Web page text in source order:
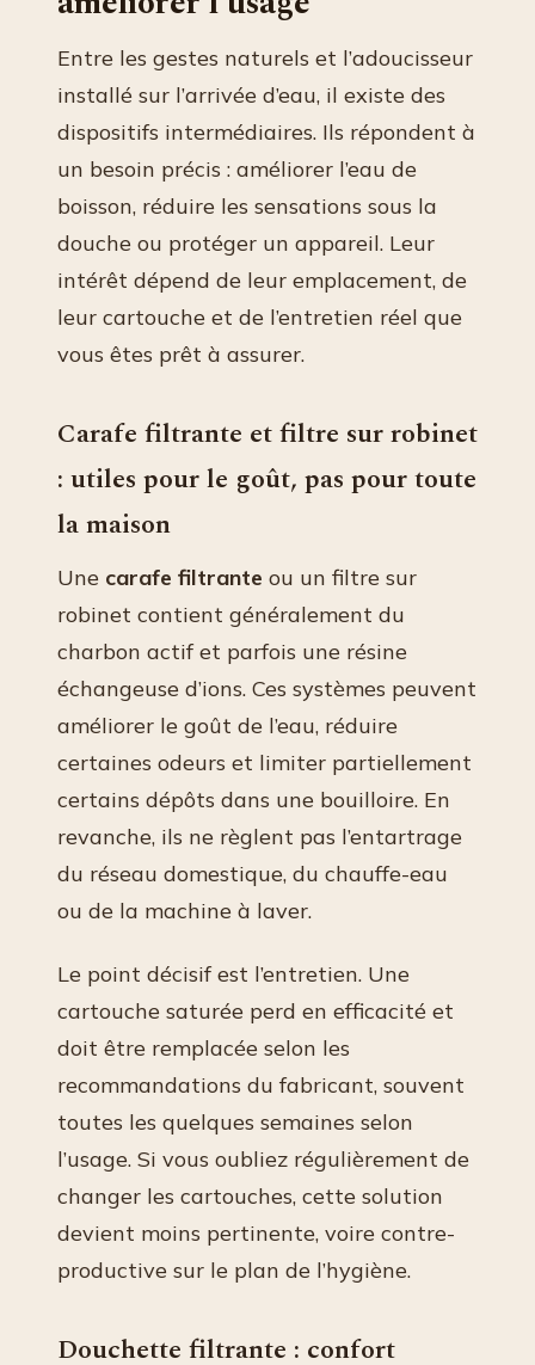
Entre les gestes naturels et l’adoucisseur
installé sur l’arrivée d’eau, il existe des
dispositifs intermédiaires. Ils répondent à
un besoin précis : améliorer l’eau de
boisson, réduire les sensations sous la
douche ou protéger un appareil. Leur
intérêt dépend de leur emplacement, de
leur cartouche et de l’entretien réel que
vous êtes prêt à assurer.
Carafe filtrante et filtre sur robinet
: utiles pour le goût, pas pour toute
la maison
Une carafe filtrante ou un filtre sur
robinet contient généralement du
charbon actif et parfois une résine
échangeuse d’ions. Ces systèmes peuvent
améliorer le goût de l’eau, réduire
certaines odeurs et limiter partiellement
certains dépôts dans une bouilloire. En
revanche, ils ne règlent pas l’entartrage
du réseau domestique, du chauffe-eau
ou de la machine à laver.
Le point décisif est l’entretien. Une
cartouche saturée perd en efficacité et
doit être remplacée selon les
recommandations du fabricant, souvent
toutes les quelques semaines selon
l’usage. Si vous oubliez régulièrement de
changer les cartouches, cette solution
devient moins pertinente, voire contre-
productive sur le plan de l’hygiène.
Douchette filtrante : confort